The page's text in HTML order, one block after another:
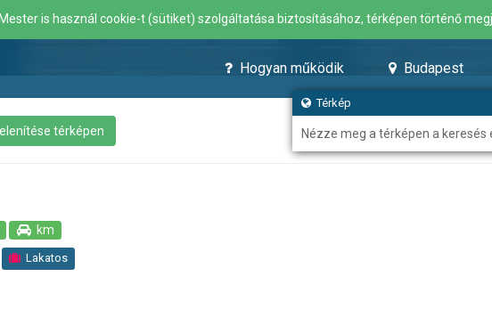
is használ cookie-t (sütiket) szolgáltatása biztosításához, térképen történő
Hogyan működik Budapest
Térkép
Nézze meg a térképen a keresés
térképen
km
Lakatos